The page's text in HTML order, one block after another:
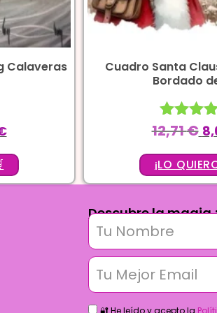
Calaveras
Cuadro Santa
Bordado
5.00
de 5
12,71€
¡LO
Descubre la magia